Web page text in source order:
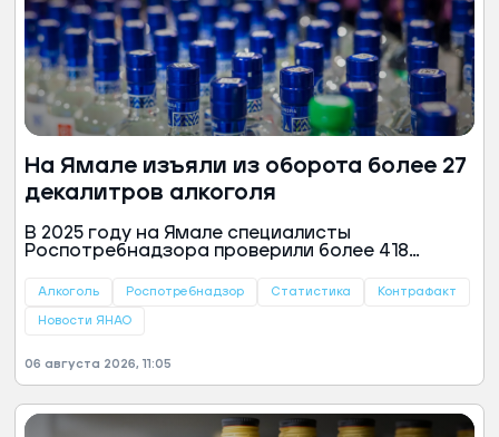
На Ямале изъяли из оборота более 27
декалитров алкоголя
В 2025 году на Ямале специалисты
Роспотребнадзора проверили более 418
контроля из оборота изъяли 20,3 декалитра
докладе ведомства.
Алкоголь Роспотребнадзор Статистика Контрафакт
Новости ЯНАО
06 августа 2026, 11:05